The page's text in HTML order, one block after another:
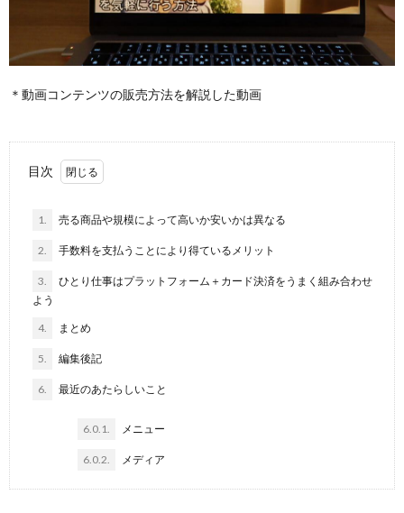
＊動画コンテンツの販売方法を解説した動画
目次
1. 売る商品や規模によって高いか安いかは異なる
2. 手数料を支払うことにより得ているメリット
3.
ひとり仕事はプラットフォーム＋カード決済をうまく組み合わせ
よう
4. まとめ
5. 編集後記
6. 最近のあたらしいこと
6.0.1. メニュー
6.0.2. メディア